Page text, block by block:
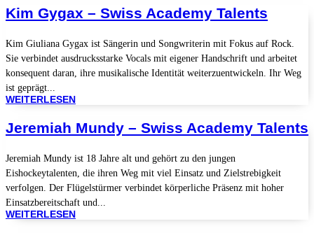
Kim Gygax – Swiss Academy Talents
Kim Giuliana Gygax ist Sängerin und Songwriterin mit Fokus auf Rock.
Sie verbindet ausdrucksstarke Vocals mit eigener Handschrift und arbeitet
konsequent daran, ihre musikalische Identität weiterzuentwickeln. Ihr Weg
ist geprägt...
WEITERLESEN
Jeremiah Mundy – Swiss Academy Talents
Jeremiah Mundy ist 18 Jahre alt und gehört zu den jungen
Eishockeytalenten, die ihren Weg mit viel Einsatz und Zielstrebigkeit
verfolgen. Der Flügelstürmer verbindet körperliche Präsenz mit hoher
Einsatzbereitschaft und...
WEITERLESEN